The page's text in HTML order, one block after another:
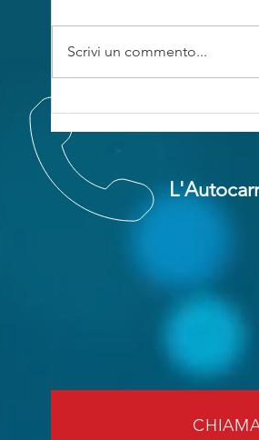
Confederati e
assicuratori. La bella
ma non era meglio se
continuava a dorm
Scrivi un commento...